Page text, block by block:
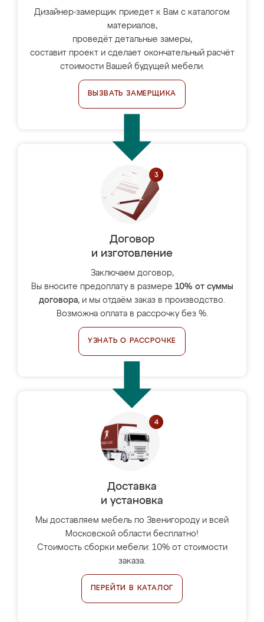
Дизайнер-замерщик приедет к Вам с каталогом
материалов,
проведёт детальные замеры,
составит проект и сделает окончательный расчёт
стоимости Вашей будущей мебели.
ВЫЗВАТЬ ЗАМЕРЩИКА
Договор
и изготовление
Заключаем договор,
Вы вносите предоплату в размере 10% от суммы
договора, и мы отдаём заказ в производство.
Возможна оплата в рассрочку без %.
УЗНАТЬ О РАССРОЧКЕ
Доставка
и установка
Мы доставляем мебель по Звенигороду и всей
Московской области бесплатно!
Стоимость сборки мебели: 10% от стоимости
заказа.
ПЕРЕЙТИ В КАТАЛОГ